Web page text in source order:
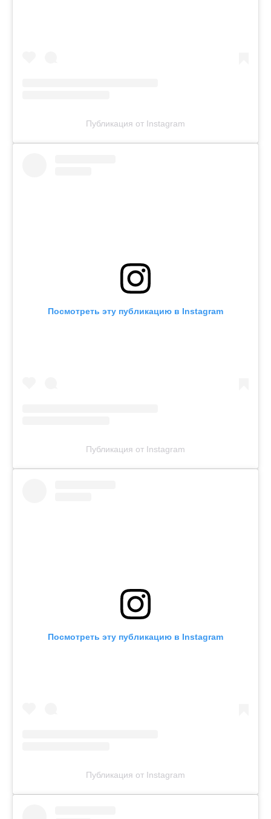
Публикация от Instagram
Посмотреть эту публикацию в Instagram
Публикация от Instagram
Посмотреть эту публикацию в Instagram
Публикация от Instagram